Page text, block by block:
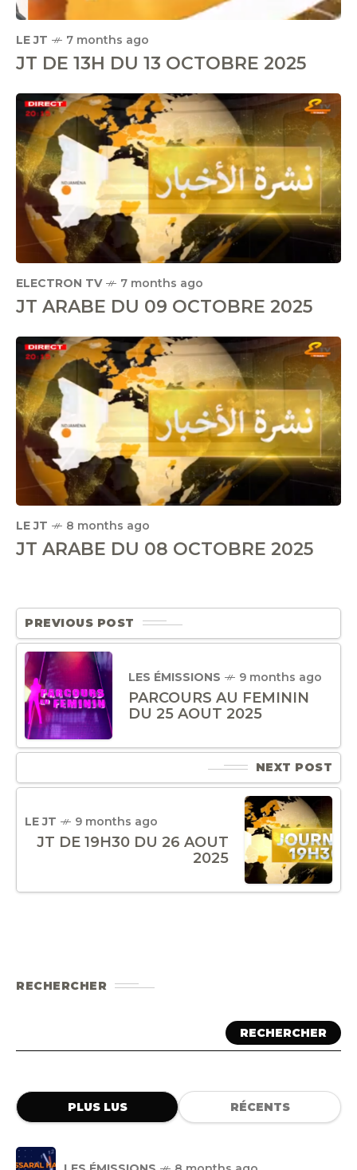
LE JT 7 months ago
JT DE 13H DU 13 OCTOBRE 2025
ELECTRON TV 7 months ago
JT ARABE DU 09 OCTOBRE 2025
LE JT 8 months ago
JT ARABE DU 08 OCTOBRE 2025
PREVIOUS POST
LES ÉMISSIONS 9 months ago
PARCOURS AU FEMININ
DU 25 AOUT 2025
NEXT POST
LE JT 9 months ago
JT DE 19H30 DU 26 AOUT
2025
RECHERCHER
RECHERCHER
PLUS LUS RÉCENTS